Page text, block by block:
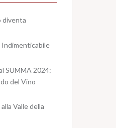
diventa
Indimenticabile
SUMMA 2024:
del Vino
Valle della